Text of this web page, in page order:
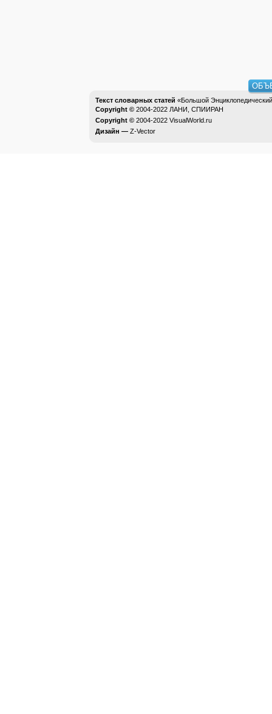
Текст словарных статей «Большой
Copyright © 2004-2022 ЛАНИ, СПИИРАН
Copyright © 2004-2022 VisualWorld.ru
Дизайн — Z-Vector